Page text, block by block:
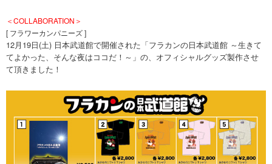
＜COLLABORATION＞
[ フラワーカンパニーズ ]
12月19日(土) 日本武道館で開催された「フラカンの日本武道館 ～生きて
てよかった、そんな夜はココだ！～」の、オフィシャルグッズ製作させ
て頂きました！